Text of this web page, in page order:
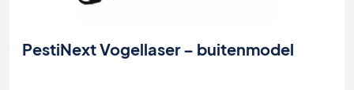
PestiNext Vogellaser – buitenmodel